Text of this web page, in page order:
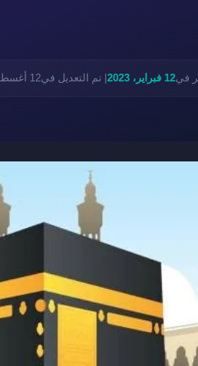
في12 فبراير، 2023 | تم التعديل في12 أغسطس، 2023